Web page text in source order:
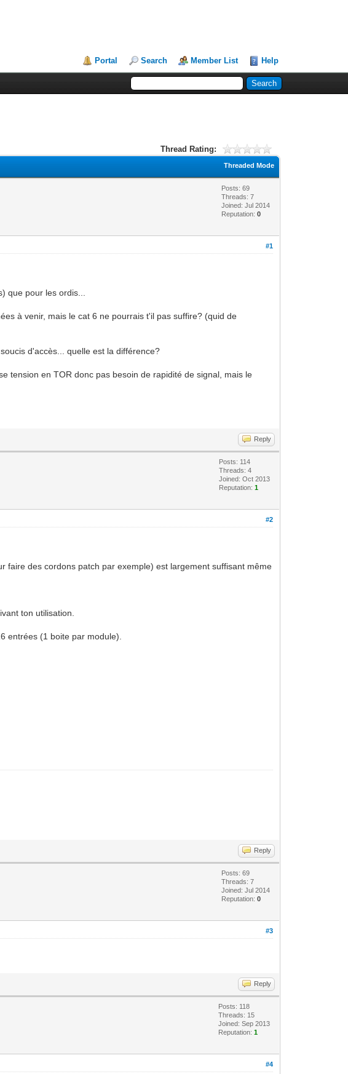
Portal Search Member List Help
Thread Rating:
Threaded Mode
Posts: 69
Threads: 7
Joined: Jul 2014
Reputation:0
#1
que pour les ordis...
à venir, mais le cat 6 ne pourrais t'il pas suffire? (quid de
d'accès... quelle est la différence?
tension en TOR donc pas besoin de rapidité de signal, mais le
Reply
Posts: 114
Threads: 4
Joined: Oct 2013
Reputation:1
#2
faire des cordons patch par exemple) est largement suffisant même
ton utilisation.
entrées (1 boite par module).
Reply
Posts: 69
Threads: 7
Joined: Jul 2014
Reputation:0
#3
Reply
Posts: 118
Threads: 15
Joined: Sep 2013
Reputation:1
#4